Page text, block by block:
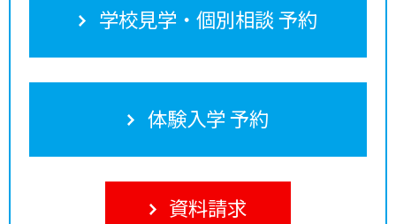
学校見学・個別相談 予約
体験入学 予約
資料請求